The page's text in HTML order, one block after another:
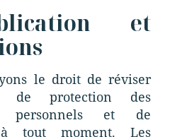
et
le droit de réviser
de protection des
personnels et de
tout moment. Les